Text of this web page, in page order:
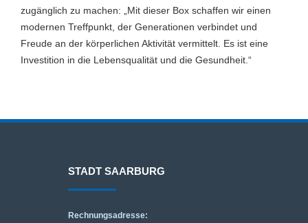
zugänglich zu machen: „Mit dieser Box schaffen wir einen
modernen Treffpunkt, der Generationen verbindet und
Freude an der körperlichen Aktivität vermittelt. Es ist eine
Investition in die Lebensqualität und die Gesundheit.“
STADT SAARBURG
Rechnungsadresse: